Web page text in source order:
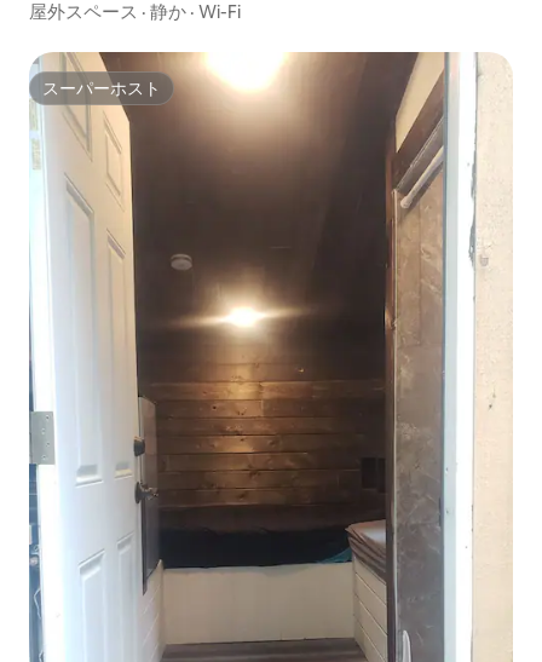
屋外スペース · 静か · Wi-Fi
スーパーホスト
スーパーホスト